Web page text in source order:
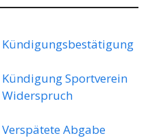
Sportverein
Abgabe